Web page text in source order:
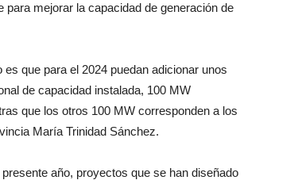
mejorar la capacidad de generación de
que para el 2024 puedan adicionar unos
de capacidad instalada, 100 MW
que los otros 100 MW corresponden a los
María Trinidad Sánchez.
año, proyectos que se han diseñado